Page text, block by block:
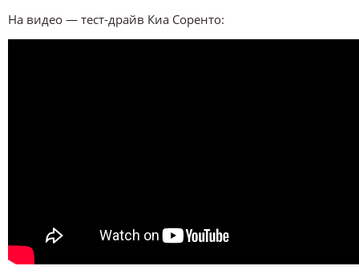
На видео — тест-драйв Киа Соренто: